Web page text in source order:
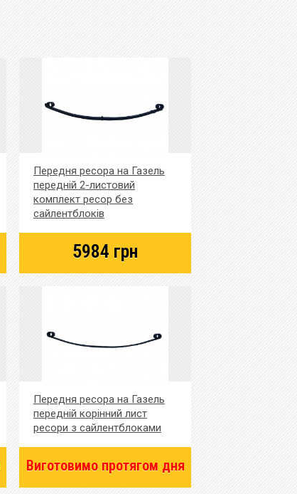
Передня ресора на Газель
передній 2-листовий
комплект ресор без
сайлентблоків
5984 грн
Передня ресора на Газель
передній корінний лист
ресори з сайлентблоками
Виготовимо протягом дня